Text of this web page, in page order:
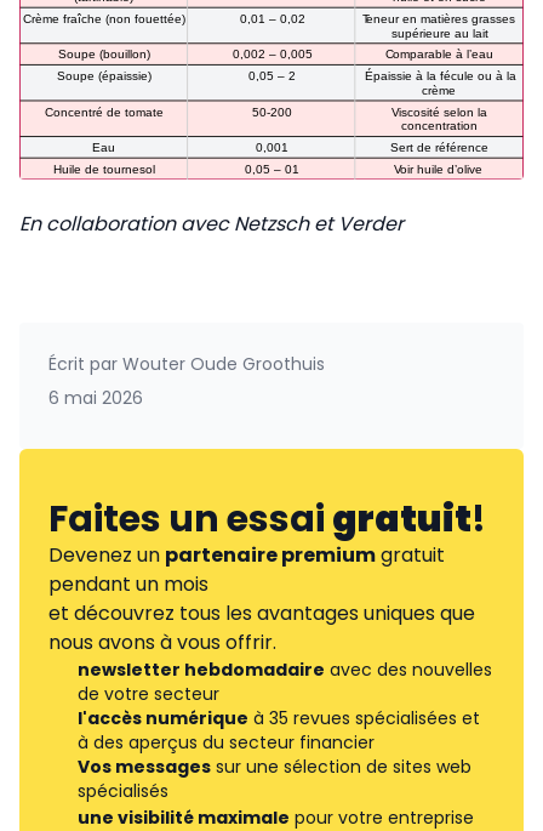
En collaboration avec Netzsch et Verder
Écrit par Wouter Oude Groothuis
6 mai 2026
Faites un essaigratuit!
Devenez un partenaire premiumgratuit
pendant un mois
et découvrez tous les avantages uniques que
nous avons à vous offrir.
newsletter hebdomadaire avec des nouvelles
de votre secteur
l'accès numérique à 35 revues spécialisées et
à des aperçus du secteur financier
Vos messages sur une sélection de sites web
spécialisés
une visibilité maximale pour votre entreprise